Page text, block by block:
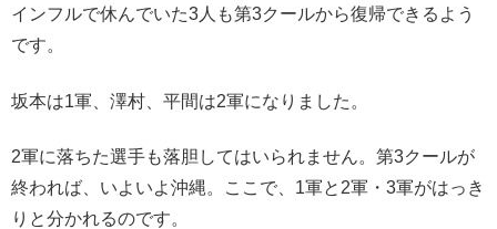
インフルで休んでいた3人も第3クールから復帰できるよう
です。
坂本は1軍、澤村、平間は2軍になりました。
2軍に落ちた選手も落胆してはいられません。第3クールが
終われば、いよいよ沖縄。ここで、1軍と2軍・3軍がはっき
りと分かれるのです。